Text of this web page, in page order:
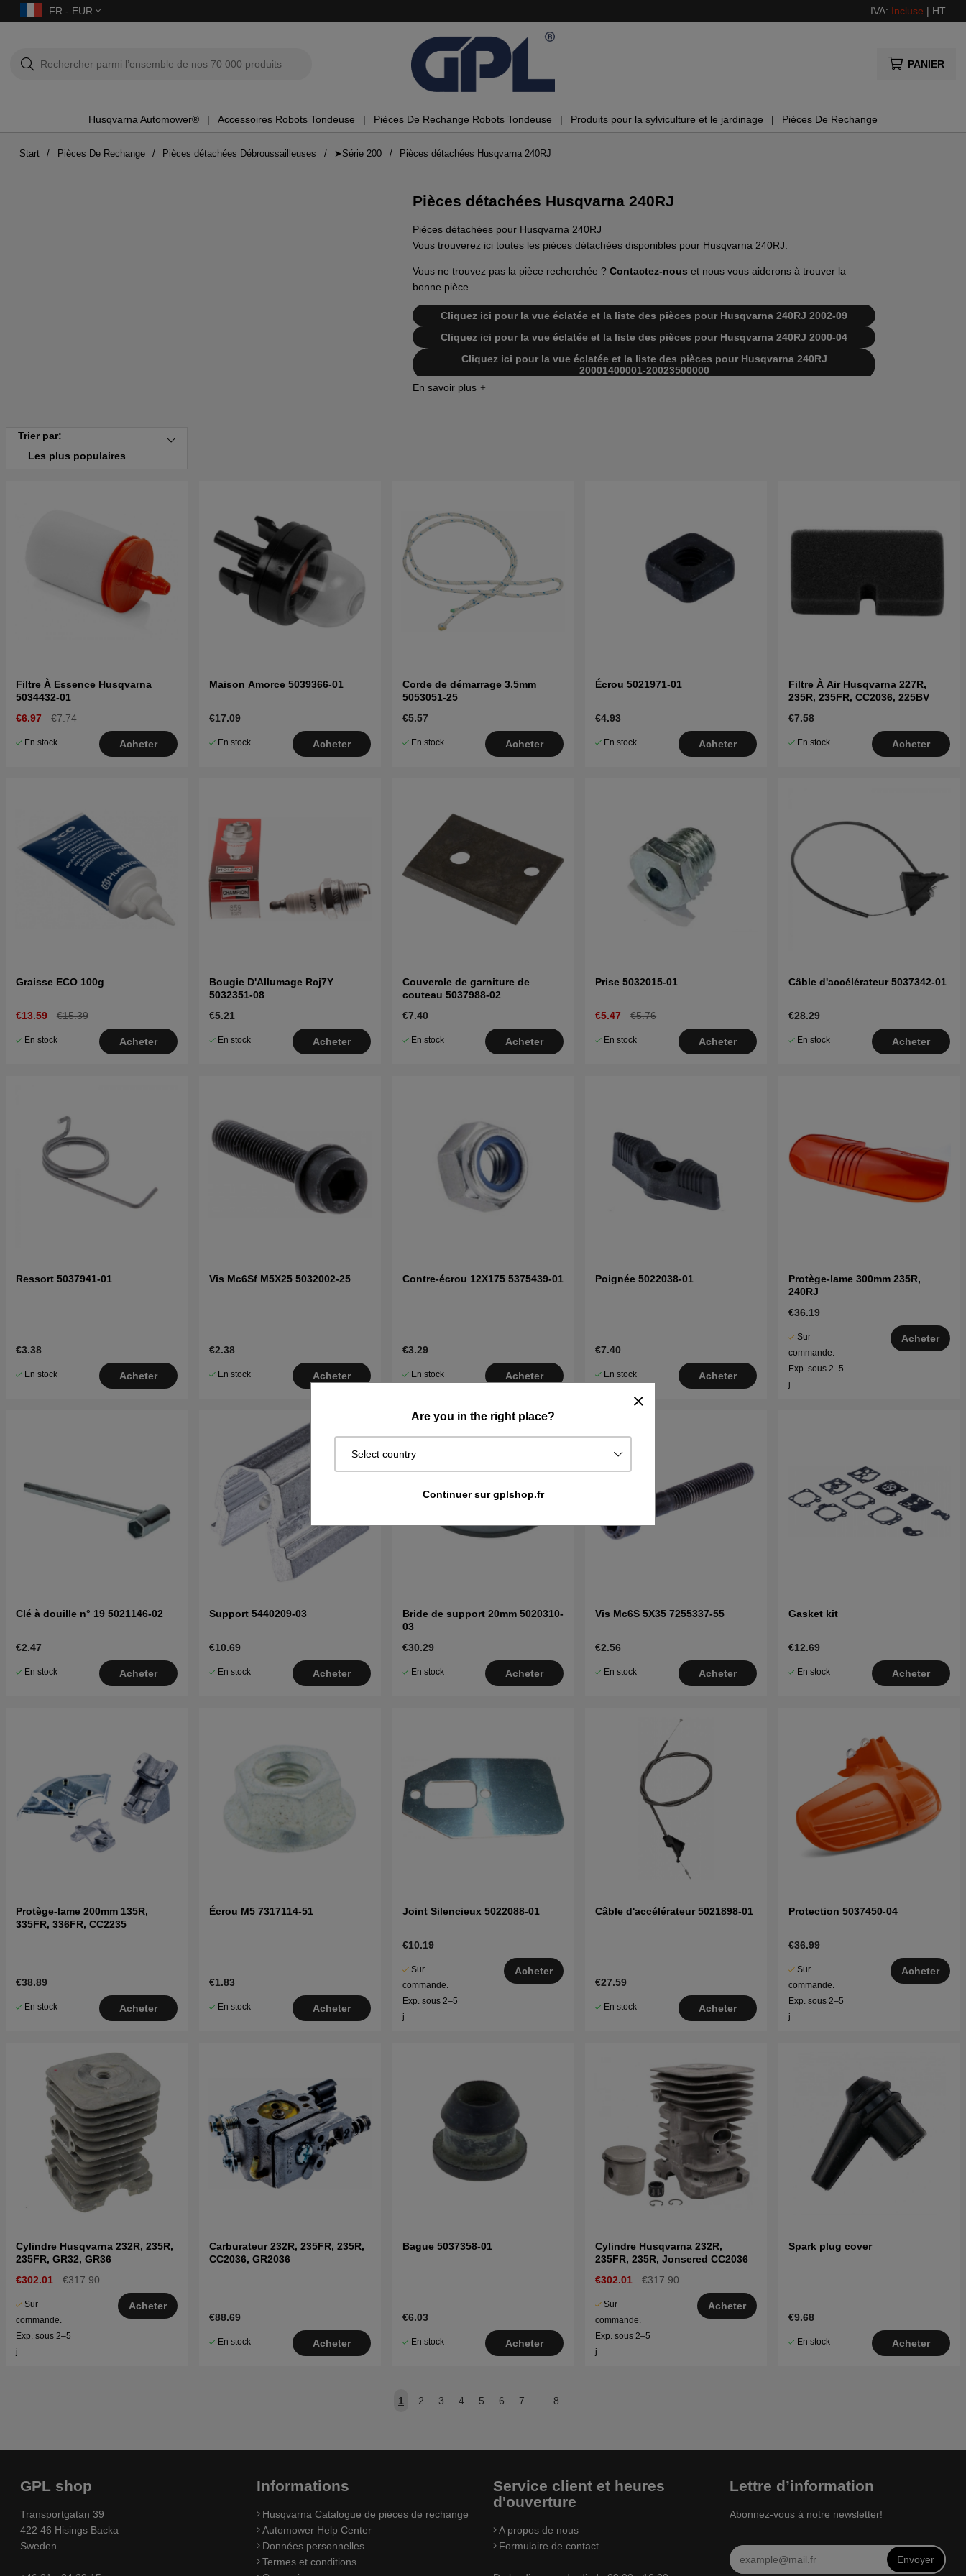
FR - EUR IVA: Incluse | HT
PANIER
Husqvarna Automower® Accessoires Robots Tondeuse Pièces De Rechange Robots Tondeuse Produits pour la sylviculture et le jardinage Pièces De Rechange
Are you in the right place?
Select country
Continuer sur gplshop.fr
Start Pièces De Rechange Pièces détachées Débroussailleuses ➤Série 200 Pièces détachées Husqvarna 240RJ
Pièces détachées Husqvarna 240RJ
Pièces détachées pour Husqvarna 240RJ
Vous trouverez ici toutes les pièces détachées disponibles pour Husqvarna 240RJ.
Vous ne trouvez pas la pièce recherchée ? Contactez-nous et nous vous aiderons à trouver la
bonne pièce.
Cliquez ici pour la vue éclatée et la liste des pièces pour Husqvarna 240RJ 2002-09
Cliquez ici pour la vue éclatée et la liste des pièces pour Husqvarna 240RJ 2000-04
Cliquez ici pour la vue éclatée et la liste des pièces pour Husqvarna 240RJ
20001400001-20023500000
Cliquez ici pour la vue éclatée et la liste des pièces pour Husqvarna 240RJ
Trier par:
Les plus populaires
Filtre À Essence Husqvarna
5034432-01
€6.97
€7.74
En stock Acheter
Maison Amorce 5039366-01
€17.09
En stock Acheter
Corde de démarrage 3.5mm
5053051-25
€5.57
En stock Acheter
Écrou 5021971-01
€4.93
En stock Acheter
Filtre À Air Husqvarna 227R,
235R, 235FR, CC2036, 225BV
€7.58
En stock Acheter
Graisse ECO 100g
€13.59 €15.39
En stock Acheter
Bougie D'Allumage Rcj7Y
5032351-08
€5.21
En stock Acheter
Couvercle de garniture de
couteau 5037988-02
€7.40
En stock Acheter
Prise 5032015-01
€5.47 €5.76
En stock Acheter
Câble d'accélérateur 5037342-01
€28.29
En stock Acheter
Ressort 5037941-01
€3.38
En stock Acheter
Vis Mc6Sf M5X25 5032002-25
€2.38
En stock Acheter
Contre-écrou 12X175 5375439-01
€3.29
En stock Acheter
Poignée 5022038-01
€7.40
En stock Acheter
Protège-lame 300mm 235R,
240RJ
€36.19
Sur
commande.
Exp. sous 2–5
j
Acheter
Clé à douille n° 19 5021146-02
€2.47
En stock Acheter
Support 5440209-03
€10.69
En stock Acheter
Bride de support 20mm 5020310-
03
€30.29
En stock Acheter
Vis Mc6S 5X35 7255337-55
€2.56
En stock Acheter
Gasket kit
€12.69
En stock Acheter
Protège-lame 200mm 135R,
335FR, 336FR, CC2235
€38.89
En stock Acheter
Écrou M5 7317114-51
€1.83
En stock Acheter
Joint Silencieux 5022088-01
€10.19
Sur
commande.
Exp. sous 2–5
j
Acheter
Câble d'accélérateur 5021898-01
€27.59
En stock Acheter
Protection 5037450-04
€36.99
Sur
commande.
Exp. sous 2–5
j
Acheter
Cylindre Husqvarna 232R, 235R,
235FR, GR32, GR36
€302.01
€317.90
Sur
commande.
Exp. sous 2–5
j
Acheter
Carburateur 232R, 235FR, 235R,
CC2036, GR2036
€88.69
En stock Acheter
Bague 5037358-01
€6.03
En stock Acheter
Cylindre Husqvarna 232R,
235FR, 235R, Jonsered CC2036
€302.01
€317.90
Sur
commande.
Exp. sous 2–5
j
Acheter
Spark plug cover
€9.68
En stock Acheter
1 2 3 4 5 6 7 8
GPL shop
Transportgatan 39
422 46 Hisings Backa
Sweden
Informations
Husqvarna Catalogue de pièces de rechange
Automower Help Center
Données personnelles
Termes et conditions
Service client et heures
d'ouverture
A propos de nous
Formulaire de contact
Lettre d’information
Abonnez-vous à notre newsletter!
Envoyer